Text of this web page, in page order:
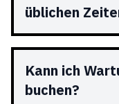
üblichen
Kann ich
buchen?